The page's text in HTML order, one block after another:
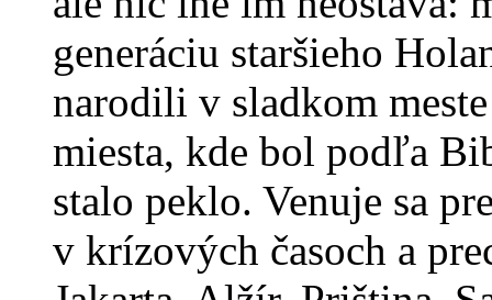
generáciu staršieho
narodili v sladkom
miesta, kde bol podľa
stalo peklo. Venuje sa
v krízových časoch a